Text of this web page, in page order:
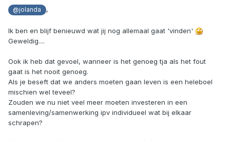
@jolanda ,
Ik ben en blijf benieuwd wat jij nog allemaal gaat 'vinden'
Geweldig....
Ook ik heb dat gevoel, wanneer is het genoeg tja als het fout
gaat is het nooit genoeg.
Als je beseft dat we anders moeten gaan leven is een heleboel
mischien wel teveel?
Zouden we nu niet veel meer moeten investeren in een
samenleving/samenwerking ipv individueel wat bij elkaar
schrapen?